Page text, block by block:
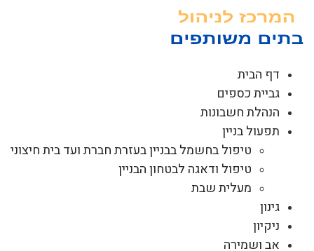
דף הבית
גביית כספים
הנהלת חשבונות
תפעול בניין
טיפול בחשמל בבניין בעזרת חברת ועד בית חיצוני
טיפול ודאגה לבטחון הבניין
מעלית שבת
גינון
ניקיון
אב ושמירה